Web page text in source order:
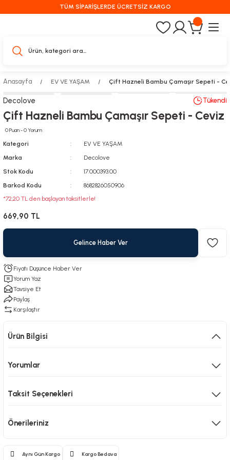
TÜM SİPARİŞLERDE ÜCRETSİZ KARGO
Anasayfa EV VE YAŞAM Çift Hazneli Bambu Çamaşır Sepeti -
Decolove Tükendi
Çift Hazneli Bambu Çamaşır Sepeti - Ceviz
0 Puan - 0 Yorum
Kategori
EV VE YAŞAM
Marka
Decolove
Stok Kodu
17.000393.00
Barkod Kodu
8682826050906
*72,20 TL den başlayan taksitlerle!
669,90 TL
Gelince Haber Ver
Fiyatı Düşünce Haber Ver
Yorum Yaz
Tavsiye Et
Paylaş
Karşılaştır
Ürün Bilgisi
Yorumlar
Taksit Seçenekleri
Önerileriniz
Aynı Gün Kargo Kargo Bedava